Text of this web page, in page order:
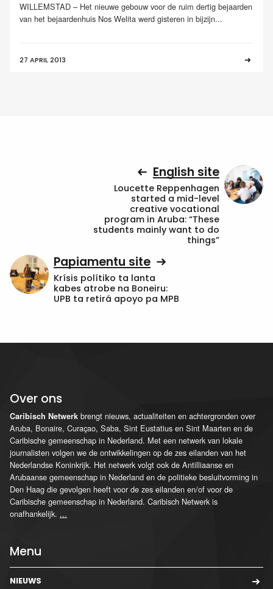
WILLEMSTAD – Het nieuwe gebouw voor de ruim dertig bejaarden
van het bejaardenhuis Nos Welita werd gisteren in bijzijn...
27 APRIL 2013
English site
Loucette Reppenhagen
started a mid-level
creative vocational
program in Aruba: “These
students mainly want to do
things”
Papiamentu site
Krísis polítiko ta lanta
kabes atrobe na Boneiru:
UPB ta retirá apoyo pa MPB
Over ons
Caribisch Netwerk brengt nieuws, actualiteiten en achtergronden over
Aruba, Bonaire, Curaçao, Saba, Sint Eustatius en Sint Maarten en de
Caribische gemeenschap in Nederland. Met een netwerk van lokale
journalisten volgen we de ontwikkelingen op de zes eilanden van het
Nederlandse Koninkrijk. Het netwerk volgt ook de Antilliaanse en
Arubaanse gemeenschap in Nederland en de politieke besluitvorming in
Den Haag die gevolgen heeft voor de zes eilanden en/of voor de
Caribische gemeenschap in Nederland. Caribisch Netwerk is
onafhankelijk. ...
Menu
NIEUWS